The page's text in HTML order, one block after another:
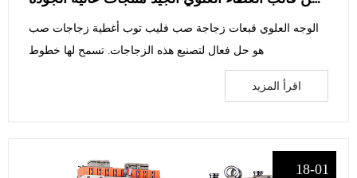
الوجه العلوي قبعات زجاجة صب فليب توب أغطية زجاجات صب
هو حل فعال لتصنيع هذه الزجاجات. تسمح لها خطوط
اقرأ المزيد
18-01